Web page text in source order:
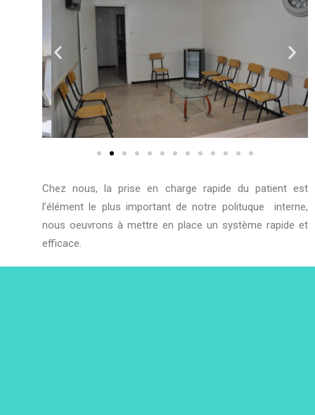
Chez nous, la prise en charge rapide du patient est
l’élément le plus important de notre polituque interne,
nous oeuvrons à mettre en place un système rapide et
efficace.